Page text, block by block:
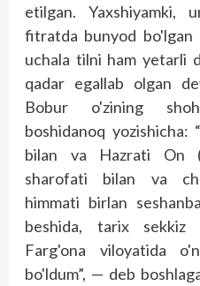
etilgan. Yaxshiyamki,
fitratda bunyod bo'lgan
uchala tilni ham yetarli
qadar egallab olgan
Bobur o'zining
boshidanoq yozishicha:
bilan va Hazrati On
sharofati bilan va
himmati birlan
beshida, tarix sekkiz
Farg'ona viloyatida
bo'ldum”, — deb